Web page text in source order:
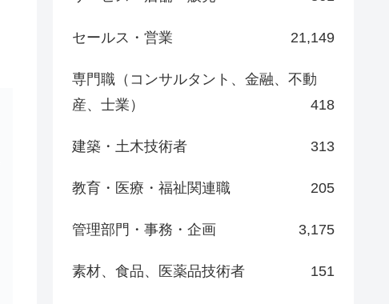
セールス・営業 21,149
専門職（コンサルタント、金融、不動
産、士業）
418
建築・土木技術者 313
教育・医療・福祉関連職 205
管理部門・事務・企画 3,175
素材、食品、医薬品技術者 151